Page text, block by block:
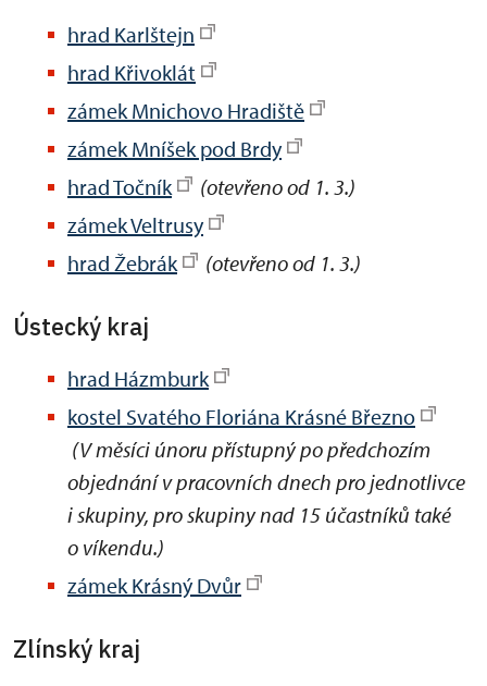
hrad Karlštejn
hrad Křivoklát
zámek Mnichovo Hradiště
zámek Mníšek pod Brdy
hrad Točník
(otevřeno od 1. 3.)
zámek Veltrusy
hrad Žebrák
(otevřeno od 1. 3.)
Ústecký kraj
hrad Házmburk
kostel Svatého Floriána Krásné Březno
(V měsíci únoru přístupný po předchozím
objednání v pracovních dnech pro jednotlivce
i skupiny, pro skupiny nad 15 účastníků také
o víkendu.)
zámek Krásný Dvůr
Zlínský kraj